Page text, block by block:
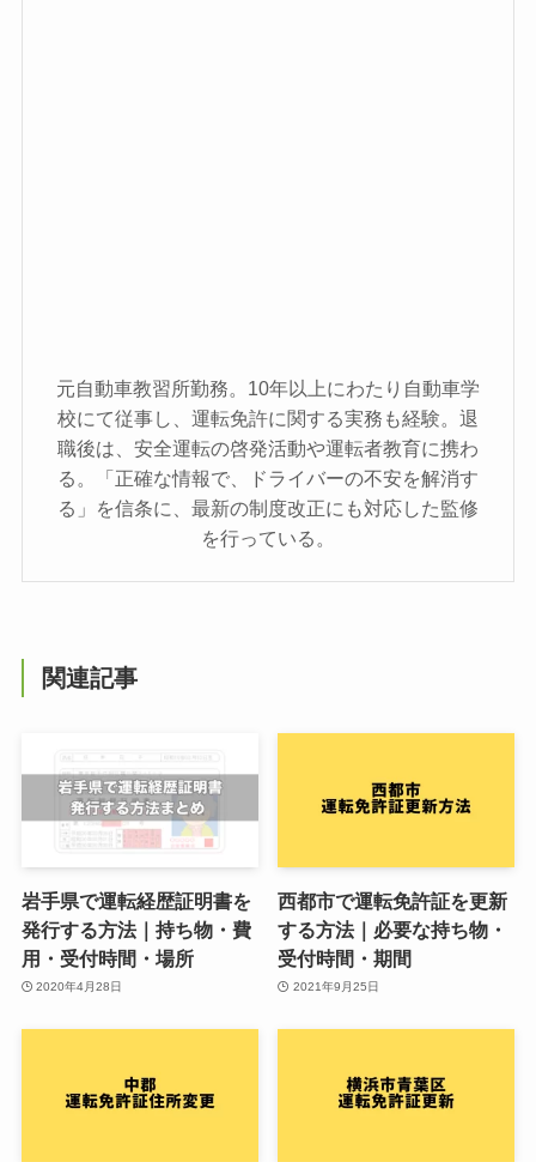
元自動車教習所勤務。10年以上にわたり自動車学
校にて従事し、運転免許に関する実務も経験。退
職後は、安全運転の啓発活動や運転者教育に携わ
る。「正確な情報で、ドライバーの不安を解消す
る」を信条に、最新の制度改正にも対応した監修
を行っている。
関連記事
岩手県で運転経歴証明書を
発行する方法｜持ち物・費
用・受付時間・場所
2020年4月28日
西都市で運転免許証を更新
する方法｜必要な持ち物・
受付時間・期間
2021年9月25日